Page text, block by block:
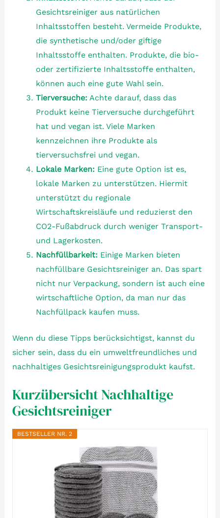
Gesichtsreiniger aus natürlichen
Inhaltsstoffen besteht. Vermeide Produkte,
die synthetische und/oder giftige
Inhaltsstoffe enthalten. Produkte, die bio-
oder zertifizierte Inhaltsstoffe enthalten,
können auch eine gute Wahl sein.
Tierversuche: Achte darauf, dass das
Produkt keine Tierversuche durchgeführt
hat und vegan ist. Viele Marken
kennzeichnen ihre Produkte als
tierversuchsfrei und vegan.
Lokale Marken: Eine gute Option ist es,
lokale Marken zu unterstützen. Hiermit
unterstützt du regionale
Wirtschaftskreisläufe und reduzierst den
CO2-Fußabdruck durch weniger Transport-
und Lagerkosten.
Nachfüllbarkeit: Einige Marken bieten
nachfüllbare Gesichtsreiniger an. Das spart
nicht nur Verpackung, sondern ist auch eine
wirtschaftliche Option, da man nur das
Nachfüllpack kaufen muss.
Wenn du diese Tipps berücksichtigst, kannst du
sicher sein, dass du ein umweltfreundliches und
nachhaltiges Gesichtsreinigungsprodukt kaufst.
Kurzübersicht Nachhaltige
Gesichtsreiniger
BESTSELLER NR. 2